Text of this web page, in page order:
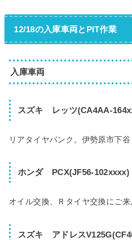
12/18の入庫車両とPIT作業
入庫車両
スズキ レッツ(CA4AA-
リアタイヤパンク。伊勢原市下谷
ホンダ PCX(JF56-102xxxx)
オイル交換、Ｒタイヤ交換にご来
スズキ アドレス